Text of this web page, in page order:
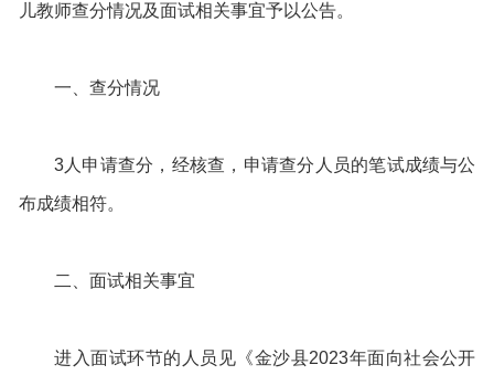
儿教师查分情况及面试相关事宜予以公告。
一、查分情况
3人申请查分，经核查，申请查分人员的笔试成绩与公
布成绩相符。
二、面试相关事宜
进入面试环节的人员见《金沙县2023年面向社会公开